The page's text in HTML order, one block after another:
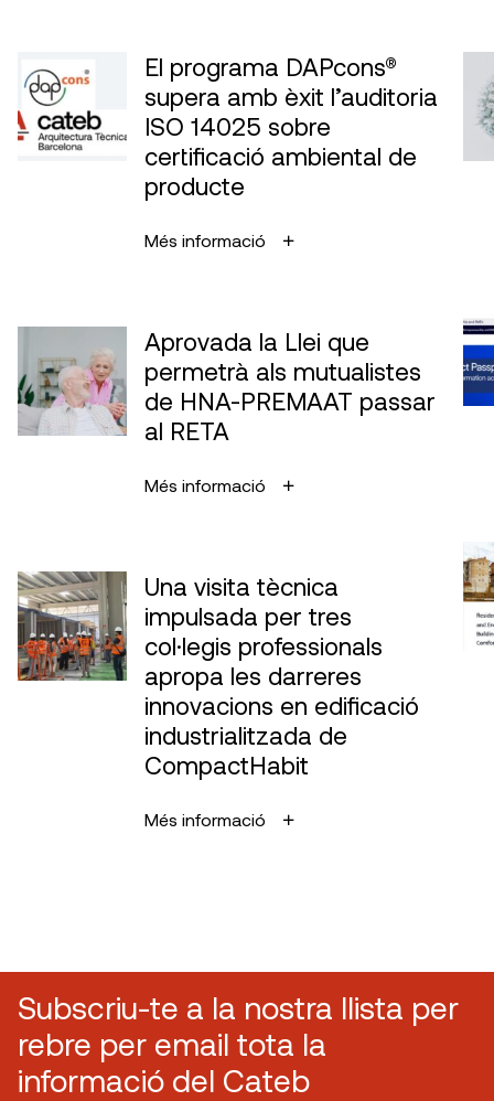
Membranes de polipropilè
Membranes de Clorur de Polivinil.
Membranes bituminoses
Altres materials sempre que siguin
seva correcta impermeabilització.
Requereix accés al subministrament
d’energia elèctrica pròxima a la coberta
assajada.
En el cas que el promotor contracti el segur
d’avaluar l’estanquitat amb el consum mínim
d’aigua.
El programa DAPcons®
supera amb èxit l’auditoria
ISO 14025 sobre
certificació ambiental de
producte
Més informació
Aprovada la Llei que
permetrà als mutualistes
de HNA-PREMAAT passar
al RETA
Més informació
Una visita tècnica
impulsada per tres
col·legis professionals
apropa les darreres
innovacions en edificació
industrialitzada de
CompactHabit
Més informació
Subscriu-te a la nostra llista per
rebre per email tota la
informació del Cateb